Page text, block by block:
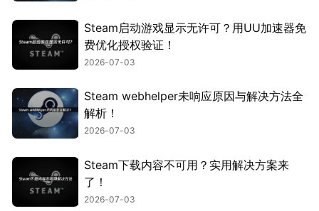
Steam启动游戏显示无许可？用UU加速器免
费优化授权验证！
2026-07-03
Steam webhelper未响应原因与解决方法全
解析！
2026-07-03
Steam下载内容不可用？实用解决方案来
了！
2026-07-03